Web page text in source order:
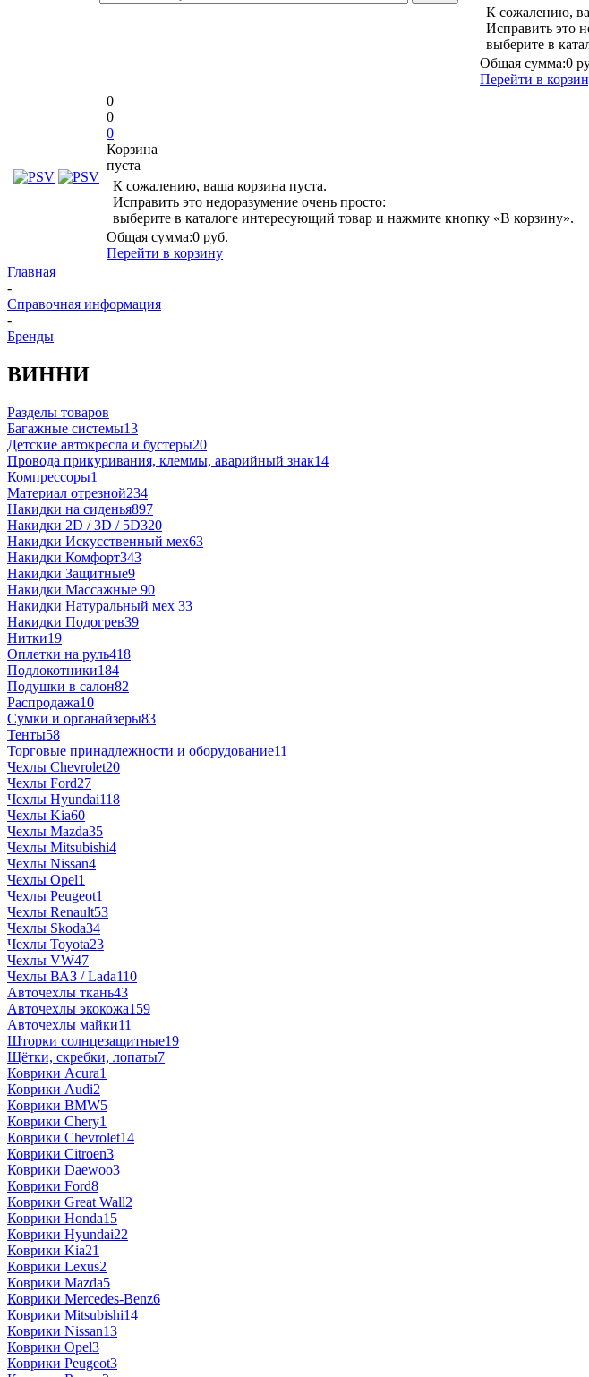
К сожалению,
Исправить это
выберите в
Общая сумма:0
Перейти в
0
0
0
Корзина
пуста
К сожалению, ваша корзина пуста.
Исправить это недоразумение очень просто:
выберите в каталоге интересующий товар и нажмите кнопку «В корзину».
Общая сумма:0 руб.
Перейти в корзину
Главная
-
Справочная информация
-
Бренды
ВИННИ
Разделы товаров
Багажные системы13
Детские автокресла и бустеры20
Провода прикуривания, клеммы, аварийный знак14
Компрессоры1
Материал отрезной234
Накидки на сиденья897
Накидки 2D / 3D / 5D320
Накидки Искусственный мех63
Накидки Комфорт343
Накидки Защитные9
Накидки Массажные 90
Накидки Натуральный мех 33
Накидки Подогрев39
Нитки19
Оплетки на руль418
Подлокотники184
Подушки в салон82
Распродажа10
Сумки и органайзеры83
Тенты58
Торговые принадлежности и оборудование11
Чехлы Chevrolet20
Чехлы Ford27
Чехлы Hyundai118
Чехлы Kia60
Чехлы Mazda35
Чехлы Mitsubishi4
Чехлы Nissan4
Чехлы Opel1
Чехлы Peugeot1
Чехлы Renault53
Чехлы Skoda34
Чехлы Toyota23
Чехлы VW47
Чехлы ВАЗ / Lada110
Авточехлы ткань43
Авточехлы экокожа159
Авточехлы майки11
Шторки солнцезащитные19
Щётки, скребки, лопаты7
Коврики Acura1
Коврики Audi2
Коврики BMW5
Коврики Chery1
Коврики Chevrolet14
Коврики Citroen3
Коврики Daewoo3
Коврики Ford8
Коврики Great Wall2
Коврики Honda15
Коврики Hyundai22
Коврики Kia21
Коврики Lexus2
Коврики Mazda5
Коврики Mercedes-Benz6
Коврики Mitsubishi14
Коврики Nissan13
Коврики Opel3
Коврики Peugeot3